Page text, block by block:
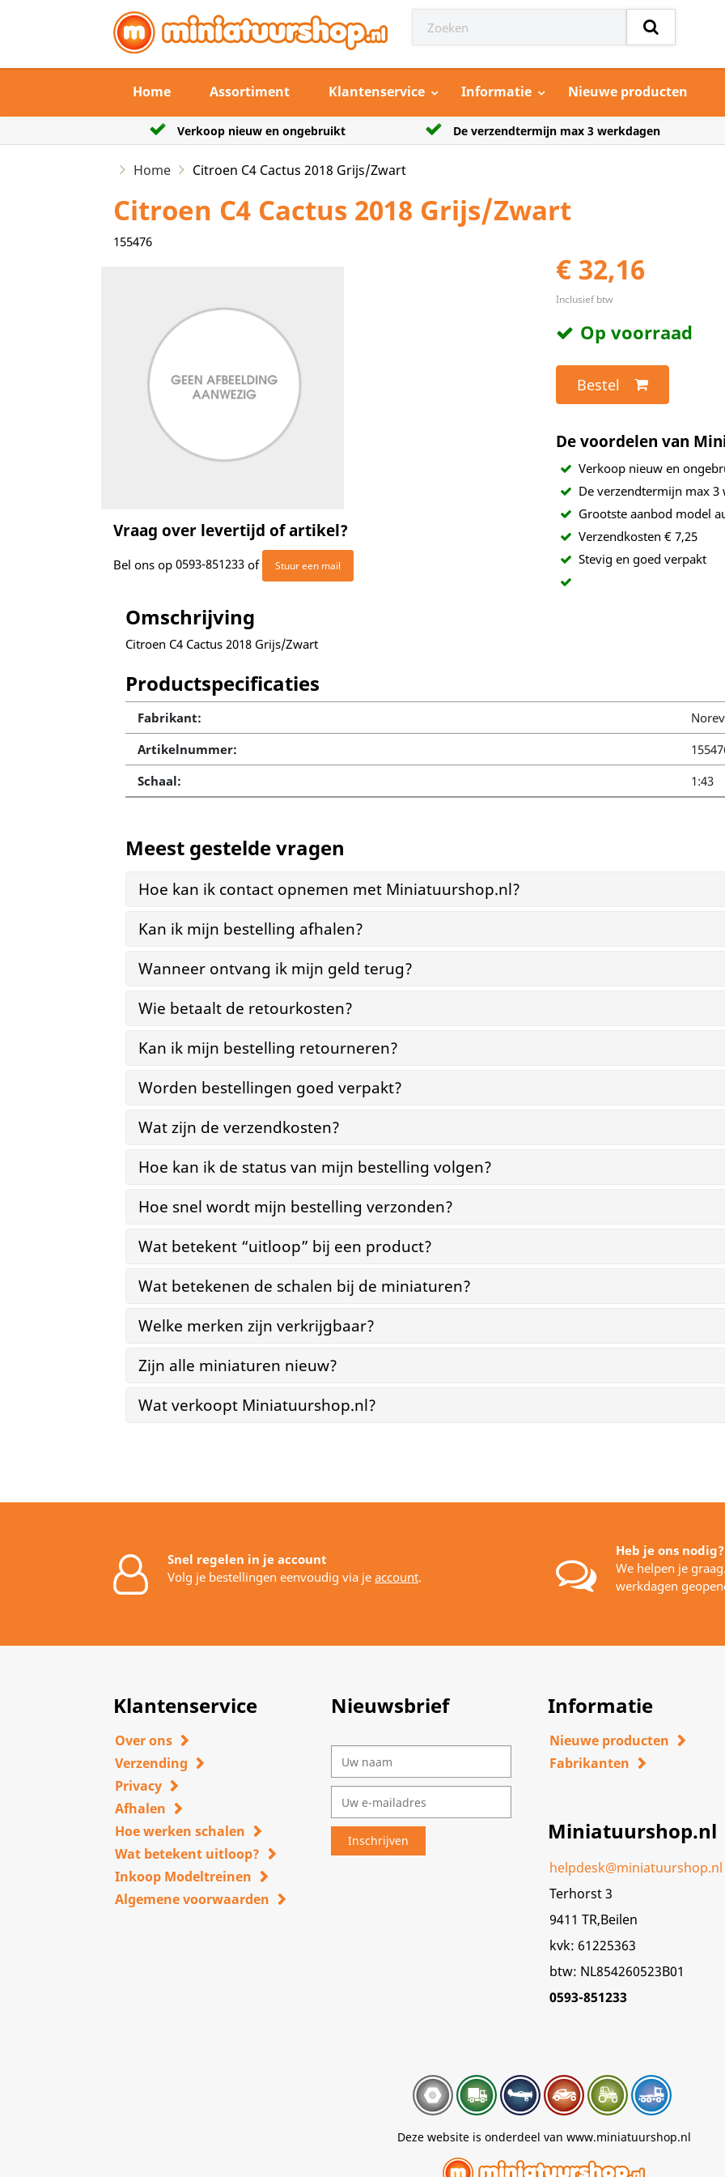
Home Assortiment Klantenservice Informatie Nieuwe producten
De verzendtermijn max 3 werkdagen Grootste aanbod model auto’s
Home Citroen C4 Cactus 2018 Grijs/Zwart
Citroen C4 Cactus 2018 Grijs/Zwart
155476
Vraag over levertijd of artikel?
Bel ons op 0593-851233 of Stuur een mail
€ 32,16
Inclusief btw
Op voorraad
Bestel
De voordelen van
Verkoop nieuw en
De verzendtermijn max 3
Grootste aanbod model
Verzendkosten € 7,25
Stevig en goed verpakt
Omschrijving
Citroen C4 Cactus 2018 Grijs/Zwart
Productspecificaties
Fabrikant:
Norev
Artikelnummer:
Schaal:
1:43
Meest gestelde vragen
Hoe kan ik contact opnemen met Miniatuurshop.nl?
Kan ik mijn bestelling afhalen?
Wanneer ontvang ik mijn geld terug?
Wie betaalt de retourkosten?
Kan ik mijn bestelling retourneren?
Worden bestellingen goed verpakt?
Wat zijn de verzendkosten?
Hoe kan ik de status van mijn bestelling volgen?
Hoe snel wordt mijn bestelling verzonden?
Wat betekent “uitloop” bij een product?
Wat betekenen de schalen bij de miniaturen?
Welke merken zijn verkrijgbaar?
Zijn alle miniaturen nieuw?
Wat verkoopt Miniatuurshop.nl?
Snel regelen in je account
Volg je bestellingen eenvoudig via je account.
Heb je ons nodig?
We helpen je
werkdagen
Klantenservice
Over ons
Verzending
Privacy
Afhalen
Hoe werken schalen
Wat betekent uitloop?
Inkoop Modeltreinen
Algemene voorwaarden
Nieuwsbrief Informatie
Nieuwe producten
Fabrikanten
Miniatuurshop.nl
helpdesk@miniatuurshop.nl
Terhorst 3
9411 TR,Beilen
kvk: 61225363
btw: NL854260523B01
0593-851233
Deze website is onderdeel van www.miniatuurshop.nl